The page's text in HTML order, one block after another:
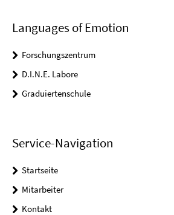
Languages of Emotion
Forschungszentrum
D.I.N.E. Labore
Graduiertenschule
Service-Navigation
Startseite
Mitarbeiter
Kontakt